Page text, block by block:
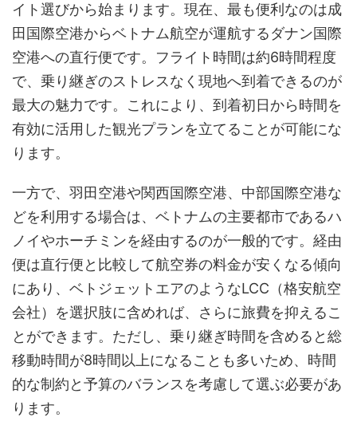
イト選びから始まります。現在、最も便利なのは成
田国際空港からベトナム航空が運航するダナン国際
空港への直行便です。フライト時間は約6時間程度
で、乗り継ぎのストレスなく現地へ到着できるのが
最大の魅力です。これにより、到着初日から時間を
有効に活用した観光プランを立てることが可能にな
ります。
一方で、羽田空港や関西国際空港、中部国際空港な
どを利用する場合は、ベトナムの主要都市であるハ
ノイやホーチミンを経由するのが一般的です。経由
便は直行便と比較して航空券の料金が安くなる傾向
にあり、ベトジェットエアのようなLCC（格安航空
会社）を選択肢に含めれば、さらに旅費を抑えるこ
とができます。ただし、乗り継ぎ時間を含めると総
移動時間が8時間以上になることも多いため、時間
的な制約と予算のバランスを考慮して選ぶ必要があ
ります。